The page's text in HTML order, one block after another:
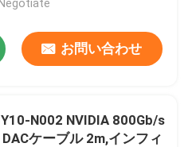
お問い合わせ
N002 NVIDIA 800Gb/s
DACケーブル 2m,インフィ